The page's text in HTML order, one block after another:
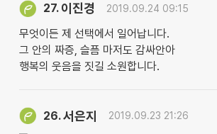
27. 이진경 2019.09.24 09:15
무엇이든 제 선택에서 일어납니다.
그 안의 짜증, 슬픔 마저도 감싸안아
행복의 웃음을 짓길 소원합니다.
26.서은지 2019.09.23 21:26